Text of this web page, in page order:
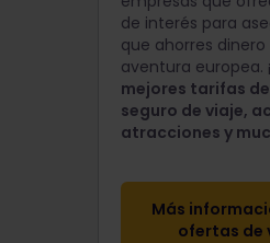
de interés para
que ahorres
aventura europea.
mejores tarifas
seguro de viaje,
atracciones y
Más
ofertas de